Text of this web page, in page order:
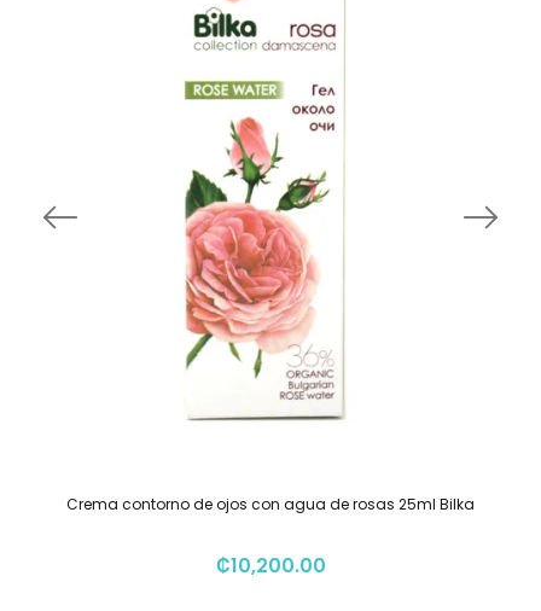
Crema contorno de ojos con agua de rosas 25ml Bilka
₡10,200.00